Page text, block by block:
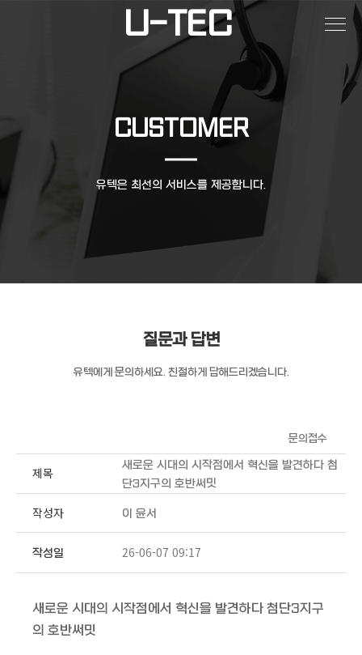
U-TEC
CUSTOMER
유텍은 최선의 서비스를 제공합니다.
질문과 답변
유텍에게 문의하세요. 친절하게 답해드리겠습니다.
문의접수
제목
새로운 시대의 시작점에서 혁신을 발견하다 첨
단3지구의 호반써밋
작성자 이 윤서
작성일 26-06-07 09:17
새로운 시대의 시작점에서 혁신을 발견하다 첨단3지구
의 호반써밋